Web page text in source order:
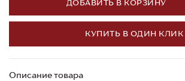
ДОБАВИТЬ В КОРЗИНУ
КУПИТЬ В ОДИН КЛИК
Описание товара